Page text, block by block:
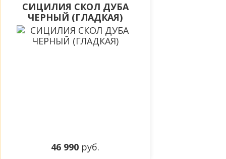
СИЦИЛИЯ СКОЛ ДУБА
ЧЕРНЫЙ (ГЛАДКАЯ)
46 990 руб.